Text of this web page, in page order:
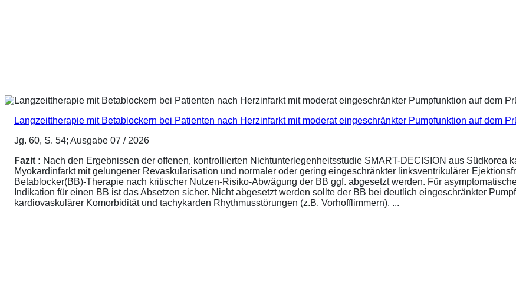
Langzeittherapie mit Betablockern bei Patienten nach Herzinfarkt mit moderat eingeschränkter Pumpfunktion auf dem
Jg. 60, S. 54; Ausgabe 07 / 2026
Fazit : Nach den Ergebnissen der offenen, kontrollierten Nichtunterlegenheitsstudie SMART-DECISION aus Südkorea
Myokardinfarkt mit gelungener Revaskularisation und normaler oder gering eingeschränkter linksventrikulärer
Betablocker(BB)-Therapie nach kritischer Nutzen-Risiko-Abwägung der BB ggf. abgesetzt werden. Für
Indikation für einen BB ist das Absetzen sicher. Nicht abgesetzt werden sollte der BB bei deutlich eingeschränkter
kardiovaskulärer Komorbidität und tachykarden Rhythmusstörungen (z.B. Vorhofflimmern). ...